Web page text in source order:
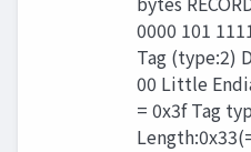
0000 101
Tag (type:2)
00 Little
= 0x3f Tag